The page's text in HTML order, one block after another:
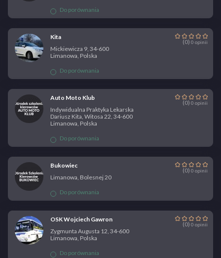
Do porównania
Kita
(0) 0 opinii
Mickiewicza 9, 34-600
Limanowa, Polska
Do porównania
Auto Moto Klub
(0) 0 opinii
Indywidualna Praktyka Lekarska
Dariusz Kita, Witosa 22, 34-600
Limanowa, Polska
Do porównania
Bukowiec
(0) 0 opinii
Limanowa, Bolesnej 20
Do porównania
OSK Wojciech Gawron
(0) 0 opinii
Zygmunta Augusta 12, 34-600
Limanowa, Polska
Do porównania